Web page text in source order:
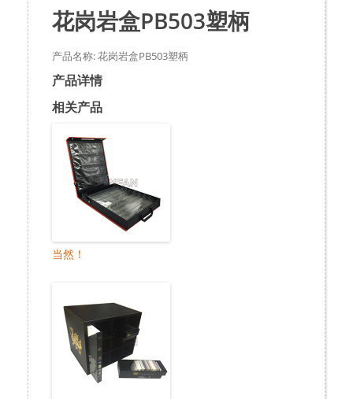
花岗岩盒PB503塑柄
产品名称: 花岗岩盒PB503塑柄
产品详情
相关产品
当然！